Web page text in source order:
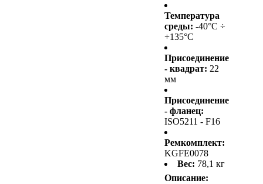
Температура
среды: -40°C ÷
+135°C
Присоединение
- квадрат: 22
мм
Присоединение
- фланец:
ISO5211 - F16
Ремкомплект:
KGFE0078
Вес: 78,1 кг
Описание: